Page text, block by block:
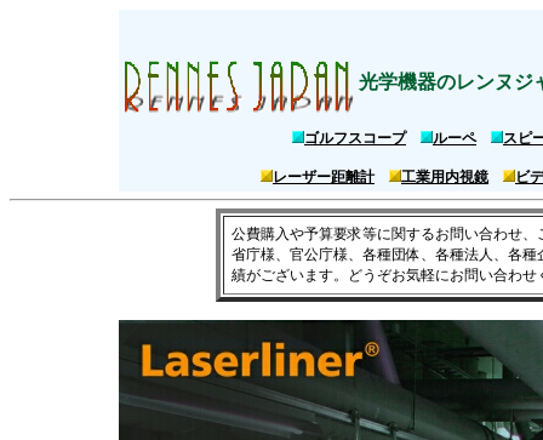
光学機器のレンヌジ
ゴルフスコープ ルーペ スピ
レーザー距離計 工業用内視鏡 ビ
公費購入や予算要求等に関するお問い合わせ
省庁様、官公庁様、各種団体、各種法人、各
績がございます。どうぞお気軽にお問い合わせ